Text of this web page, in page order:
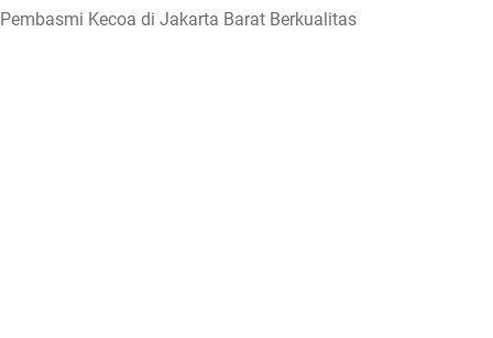
Pembasmi Kecoa di Jakarta Barat Berkualitas